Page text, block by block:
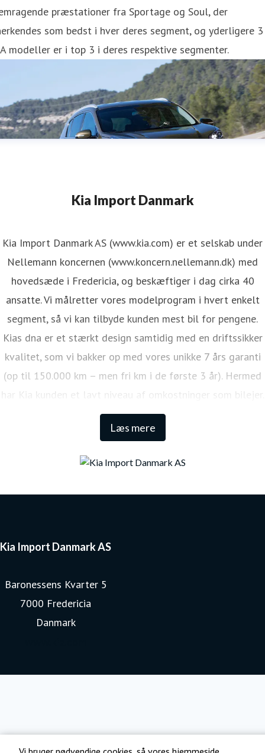
præstationer fra Sportage og Soul, der
som bedst i hver deres segment, og yderligere 3
modeller er i top 3 i deres respektive segmenter.
Kia Import Danmark
Læs mere
Kia Import Danmark AS (www.kia.com) er et selskab under
Nellemann koncernen (www.koncern.nellemann.dk) med
hovedsæde i Fredericia, og beskæftiger i dag cirka 40
ansatte. Vi målretter vores modelprogram i hvert enkelt
segment, så vi kan tilbyde kunden mest bil for pengene.
Kias dna er et stærkt design samtidig med en driftssikker
kvalitet, som vi bakker op med vores unikke 7 års garanti
(op til 150.000 km – men fri km i de første 3 år). Hermed
har Kia kunden et lavt niveau af omkostninger som bilejer.
Den lange garanti sikrer samtidig én af de højeste
restværdier i markedet.
Kia Import Danmark AS
Baronessens Kvarter 5
7000 Fredericia
Danmark